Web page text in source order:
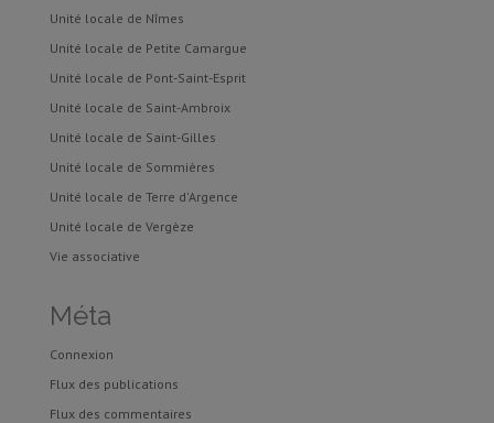
Unité locale de Nîmes
Unité locale de Petite Camargue
Unité locale de Pont-Saint-Esprit
Unité locale de Saint-Ambroix
Unité locale de Saint-Gilles
Unité locale de Sommières
Unité locale de Terre d'Argence
Unité locale de Vergèze
Vie associative
Méta
Connexion
Flux des publications
Flux des commentaires